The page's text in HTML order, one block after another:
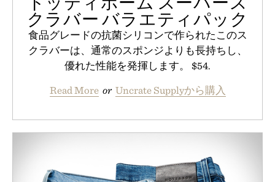
クラバー バラエティパック
食品グレードの抗菌シリコンで作られたこのス
クラバーは、通常のスポンジよりも長持ちし、
優れた性能を発揮します。 $54.
Read More or Uncrate Supplyから購入